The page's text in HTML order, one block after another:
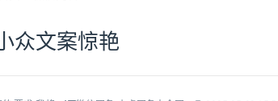
众文案惊艳